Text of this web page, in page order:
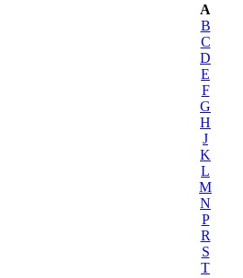
A
B
C
D
E
F
G
H
J
K
L
M
N
P
R
S
T